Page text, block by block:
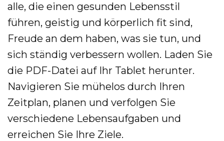
alle, die einen gesunden Lebensstil
führen, geistig und körperlich fit sind,
Freude an dem haben, was sie tun, und
sich ständig verbessern wollen. Laden Sie
die PDF-Datei auf Ihr Tablet herunter.
Navigieren Sie mühelos durch Ihren
Zeitplan, planen und verfolgen Sie
verschiedene Lebensaufgaben und
erreichen Sie Ihre Ziele.